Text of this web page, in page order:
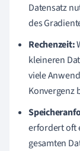
Datensatz
des
Rechenzeit:
kleineren
viele
Konvergenz
erfordert oft
gesamten